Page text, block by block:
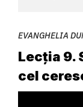
EVANGHELIA
Lecția 9.
cel